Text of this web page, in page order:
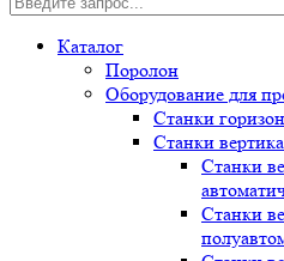
Каталог
Поролон
Оборудование для
Станки
Станки
Станки
Станки